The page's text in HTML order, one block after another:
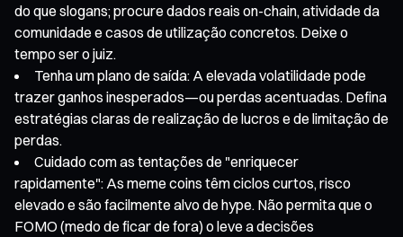
do que slogans; procure dados reais on-chain, atividade da
comunidade e casos de utilização concretos. Deixe o
tempo ser o juiz.
Tenha um plano de saída: A elevada volatilidade pode
trazer ganhos inesperados—ou perdas acentuadas. Defina
estratégias claras de realização de lucros e de limitação de
perdas.
Cuidado com as tentações de "enriquecer
rapidamente": As meme coins têm ciclos curtos, risco
elevado e são facilmente alvo de hype. Não permita que o
FOMO (medo de ficar de fora) o leve a decisões